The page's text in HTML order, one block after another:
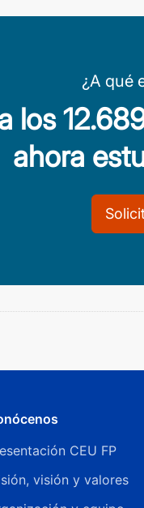
¿A qué
los
ahora
CEU FP
visión y valores